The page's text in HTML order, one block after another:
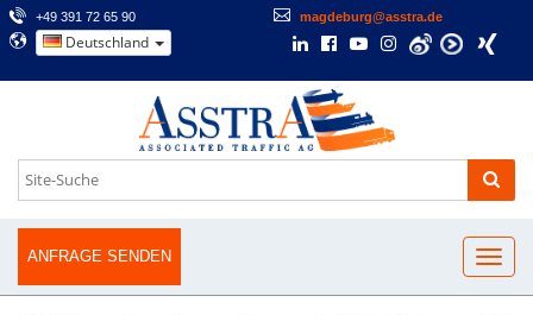
+49 391 72 65 90 magdeburg@asstra.de
Deutschland
ANFRAGE SENDEN